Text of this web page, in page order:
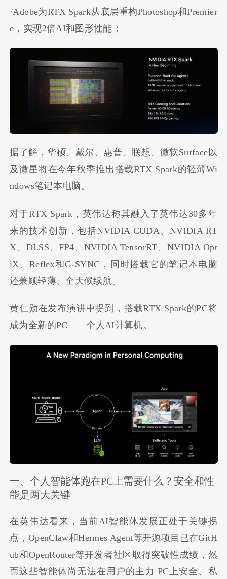
·Adobe为RTX Spark从底层重构Photoshop和Premier
e，实现2倍AI和图形性能；
据了解，华硕、戴尔、惠普、联想、微软Surface以
及微星将在今年秋季推出搭载RTX Spark的轻薄Wi
ndows笔记本电脑。
对于RTX Spark，英伟达称其融入了英伟达30多年
来的技术创新，包括NVIDIA CUDA、NVIDIA RT
X、DLSS、FP4、NVIDIA TensorRT、NVIDIA Opt
iX、Reflex和G-SYNC，同时搭载它的笔记本电脑
还兼顾轻薄、全天候续航。
黄仁勋在发布演讲中提到，搭载RTX Spark的PC将
成为全新的PC——个人AI计算机。
一、个人智能体跑在PC上需要什么？安全和性
能是两大关键
在英伟达看来，当前AI智能体发展正处于关键拐
点，OpenClaw和Hermes Agent等开源项目已在GitH
ub和OpenRouter等开发者社区取得突破性成绩，然
而这些智能体尚无法在用户的主力 PC上安全、私